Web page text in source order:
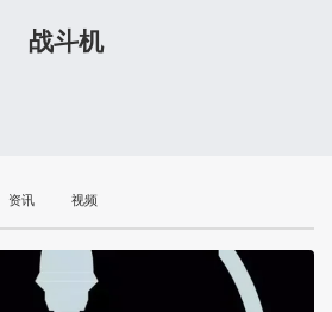
战斗机
资讯 视频